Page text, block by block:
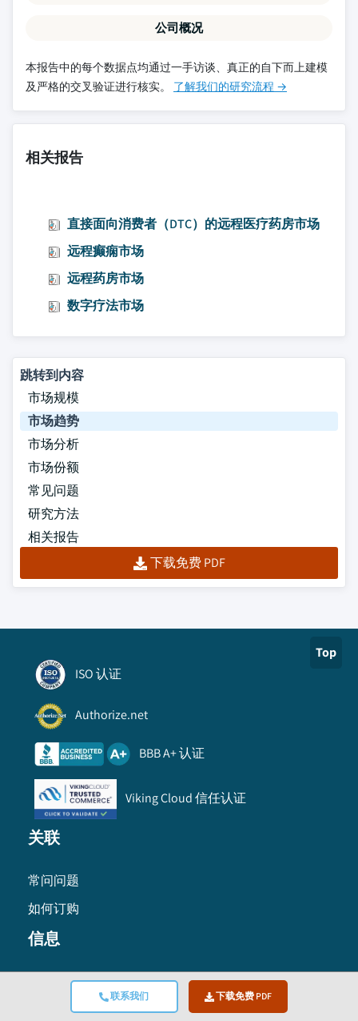
联系我们 下载免费 PDF
公司概况
本报告中的每个数据点均通过一手访谈、真正的自下而上建模
及严格的交叉验证进行核实。 了解我们的研究流程 →
相关报告
直接面向消费者（DTC）的远程医疗药房市场
远程癫痫市场
远程药房市场
数字疗法市场
跳转到内容
市场规模
市场趋势
市场分析
市场份额
常见问题
研究方法
相关报告
下载免费 PDF
Top
ISO 认证
Authorize.net
BBB A+ 认证
Viking Cloud 信任认证
关联
常问问题
如何订购
信息
使用条款
隐私政策